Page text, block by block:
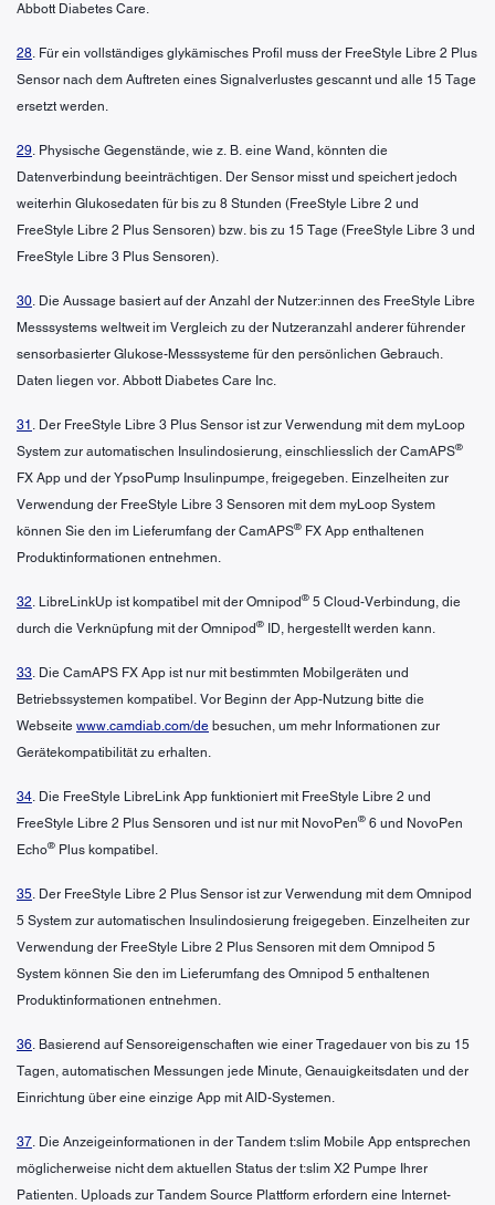
Abbott Diabetes Care.
28. Für ein vollständiges glykämisches Profil muss der FreeStyle Libre 2 Plus
Sensor nach dem Auftreten eines Signalverlustes gescannt und alle 15 Tage
ersetzt werden.
29. Physische Gegenstände, wie z. B. eine Wand, könnten die
Datenverbindung beeinträchtigen. Der Sensor misst und speichert jedoch
weiterhin Glukosedaten für bis zu 8 Stunden (FreeStyle Libre 2 und
FreeStyle Libre 2 Plus Sensoren) bzw. bis zu 15 Tage (FreeStyle Libre 3 und
FreeStyle Libre 3 Plus Sensoren).
30. Die Aussage basiert auf der Anzahl der Nutzer:innen des FreeStyle Libre
Messsystems weltweit im Vergleich zu der Nutzeranzahl anderer führender
sensorbasierter Glukose-Messsysteme für den persönlichen Gebrauch.
Daten liegen vor. Abbott Diabetes Care Inc.
31 . Der FreeStyle Libre 3 Plus Sensor ist zur Verwendung mit dem myLoop
System zur automatischen Insulindosierung, einschliesslich der CamAPS®
FX App und der YpsoPump Insulinpumpe, freigegeben. Einzelheiten zur
Verwendung der FreeStyle Libre 3 Sensoren mit dem myLoop System
können Sie den im Lieferumfang der CamAPS® FX App enthaltenen
Produktinformationen entnehmen.
32. LibreLinkUp ist kompatibel mit der Omnipod® 5 Cloud-Verbindung, die
durch die Verknüpfung mit der Omnipod® ID, hergestellt werden kann.
33. Die CamAPS FX App ist nur mit bestimmten Mobilgeräten und
Betriebssystemen kompatibel. Vor Beginn der App-Nutzung bitte die
Webseite www.camdiab.com/de besuchen, um mehr Informationen zur
Gerätekompatibilität zu erhalten.
34. Die FreeStyle LibreLink App funktioniert mit FreeStyle Libre 2 und
FreeStyle Libre 2 Plus Sensoren und ist nur mit NovoPen® 6 und NovoPen
Echo® Plus kompatibel.
35. Der FreeStyle Libre 2 Plus Sensor ist zur Verwendung mit dem Omnipod
5 System zur automatischen Insulindosierung freigegeben. Einzelheiten zur
Verwendung der FreeStyle Libre 2 Plus Sensoren mit dem Omnipod 5
System können Sie den im Lieferumfang des Omnipod 5 enthaltenen
Produktinformationen entnehmen.
36. Basierend auf Sensoreigenschaften wie einer Tragedauer von bis zu 15
Tagen, automatischen Messungen jede Minute, Genauigkeitsdaten und der
Einrichtung über eine einzige App mit AID-Systemen.
37. Die Anzeigeinformationen in der Tandem t:slim Mobile App entsprechen
möglicherweise nicht dem aktuellen Status der t:slim X2 Pumpe Ihrer
Patienten. Uploads zur Tandem Source Plattform erfordern eine Internet-